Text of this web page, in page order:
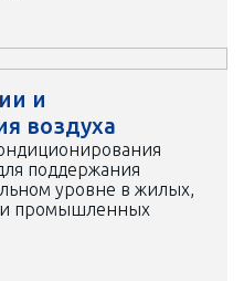
и
воздуха
поддержания
уровне в жилых,
промышленных